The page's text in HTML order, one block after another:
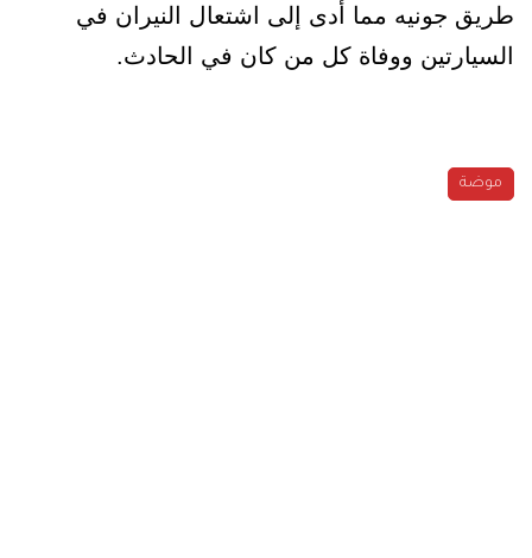
طريق جونيه مما أدى إلى اشتعال النيران في
السيارتين ووفاة كل من كان في الحادث.
موضة